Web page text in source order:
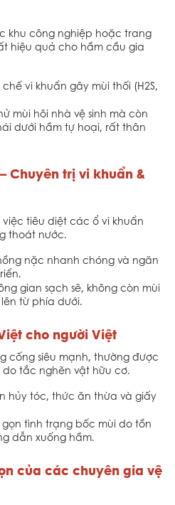
khu công nghiệp hoặc trang
hiệu quả cho hầm cầu gia
vi khuẩn gây mùi thối (H2S,
mùi hôi nhà vệ sinh mà còn
dưới hầm tự hoại, rất thân
Chuyên trị vi khuẩn &
tiêu diệt các ổ vi khuẩn
thoát nước.
nặc nhanh chóng và ngăn
gian sạch sẽ, không còn mùi
từ phía dưới.
cho người Việt
cống siêu mạnh, thường được
tắc nghẽn vật hữu cơ.
hủy tóc, thức ăn thừa và giấy
tình trạng bốc mùi do tồn
dẫn xuống hầm.
của các chuyên gia vệ